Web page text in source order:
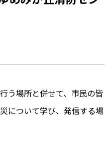
う場所と併せて、市民の皆
について学び、発信する場